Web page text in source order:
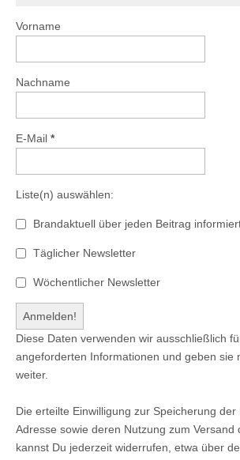
Vorname
Nachname
E-Mail *
Liste(n) auswählen:
Brandaktuell über jeden Beitrag
Täglicher Newsletter
Wöchentlicher Newsletter
Diese Daten verwenden wir ausschließlich
angeforderten Informationen und geben sie
weiter.
Die erteilte Einwilligung zur Speicherung
Adresse sowie deren Nutzung zum Versand
kannst Du jederzeit widerrufen, etwa über